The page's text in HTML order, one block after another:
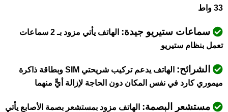
33 واط
سماعات ستيريو جيدة:
الهاتف يأتي مزود بـ 2 سماعات
تعمل بنظام ستيريو
الشرائح:
الهاتف يدعم تركيب شريحتي SIM وبطاقة ذاكرة
ميموري كارد في نفس المكان دون الحاجة لإزالة أيٍّ منهما
مستشعر البصمة: الهاتف مزود بمستشعر بصمة الأصابع يأتي